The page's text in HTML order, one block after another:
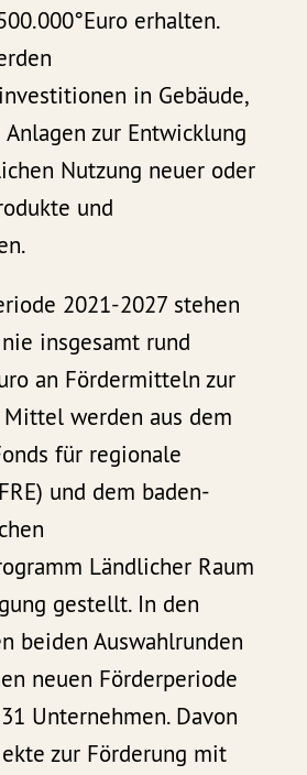
erhalten.
in Gebäude,
zur Entwicklung
Nutzung neuer oder
und
2021-2027 stehen
insgesamt rund
an Fördermitteln zur
werden aus dem
für regionale
und dem baden-
Ländlicher Raum
gestellt. In den
beiden Auswahlrunden
neuen Förderperiode
Unternehmen. Davon
zur Förderung mit